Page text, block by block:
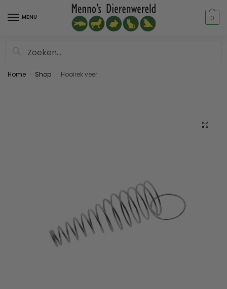
MENU 0
Home Shop Hooirek veer